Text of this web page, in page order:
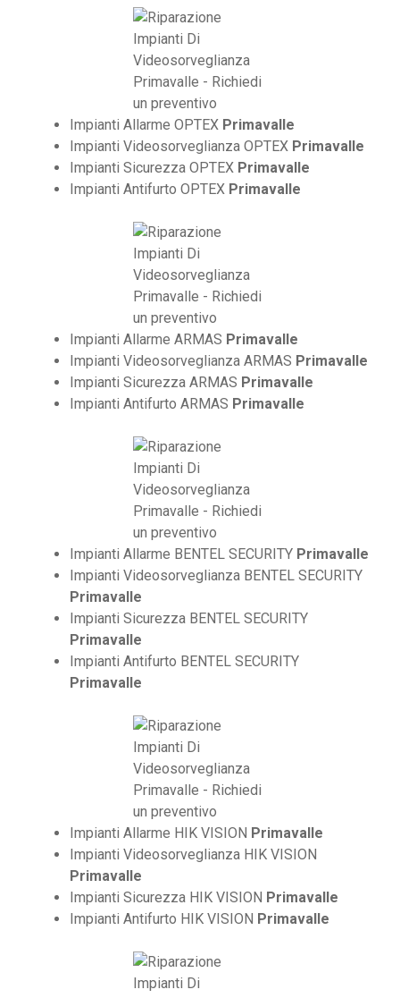
Impianti Allarme OPTEX Primavalle
Impianti Videosorveglianza OPTEX Primavalle
Impianti Sicurezza OPTEX Primavalle
Impianti Antifurto OPTEX Primavalle
Impianti Allarme ARMAS Primavalle
Impianti Videosorveglianza ARMAS Primavalle
Impianti Sicurezza ARMAS Primavalle
Impianti Antifurto ARMAS Primavalle
Impianti Allarme BENTEL SECURITY Primavalle
Impianti Videosorveglianza BENTEL SECURITY
Primavalle
Impianti Sicurezza BENTEL SECURITY
Primavalle
Impianti Antifurto BENTEL SECURITY
Primavalle
Impianti Allarme HIK VISION Primavalle
Impianti Videosorveglianza HIK VISION
Primavalle
Impianti Sicurezza HIK VISION Primavalle
Impianti Antifurto HIK VISION Primavalle